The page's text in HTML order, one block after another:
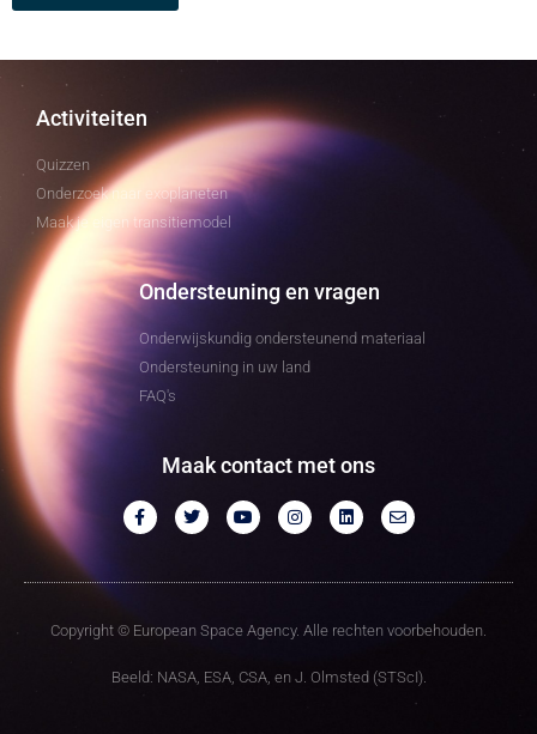
Activiteiten
Quizzen
Onderzoek naar exoplaneten
Maak je eigen transitiemodel
Ondersteuning en vragen
Onderwijskundig ondersteunend materiaal
Ondersteuning in uw land
FAQ's
Maak contact met ons
Copyright © European Space Agency. Alle rechten voorbehouden.
Beeld: NASA, ESA, CSA, en J. Olmsted (STScI).